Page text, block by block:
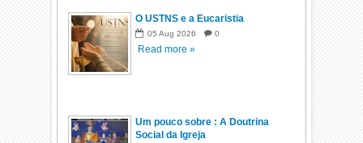
O USTNS e a Eucaristia
05 Aug 2026 0
Read more »
Um pouco sobre : A Doutrina
Social da Igreja